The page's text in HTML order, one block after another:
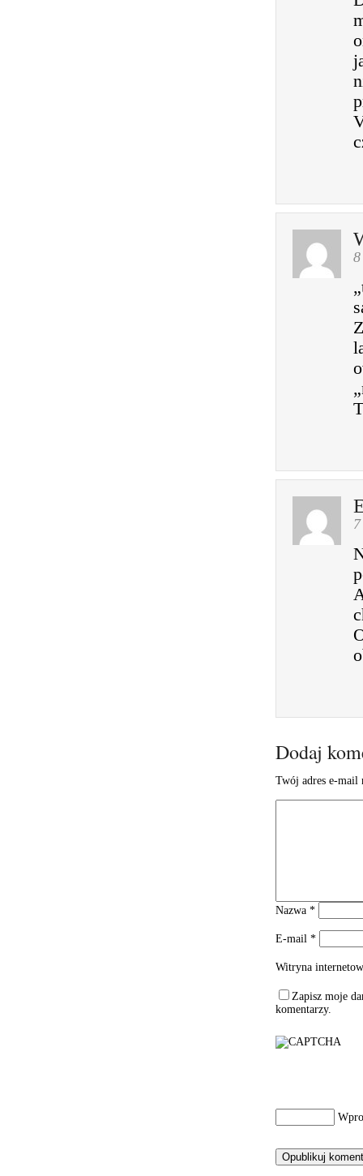
Dodaj
Twój adres e-mail
Nazwa *
E-mail *
Witryna
Zapisz moje
komentarzy.